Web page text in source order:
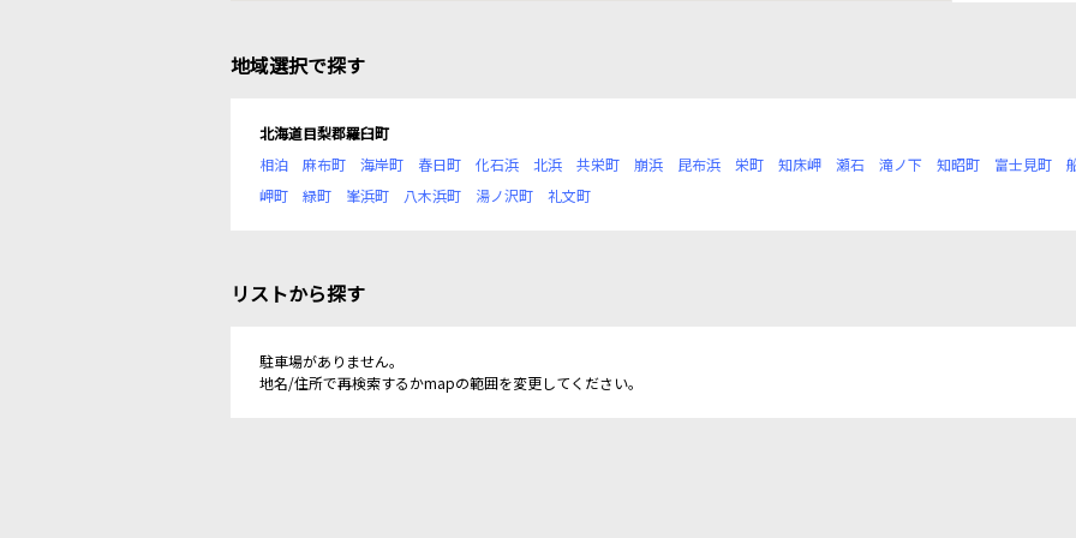
地域選択で探す
北海道目梨郡羅臼町
相泊
麻布町 海岸町 春日町 化石浜 北浜 共栄町 崩浜 昆布浜 栄町 知床岬 瀬石 滝ノ下 知昭町 富士見町
岬町
緑町 峯浜町 八木浜町 湯ノ沢町 礼文町
リストから探す
駐車場がありません。
地名/住所で再検索するかmapの範囲を変更してください。